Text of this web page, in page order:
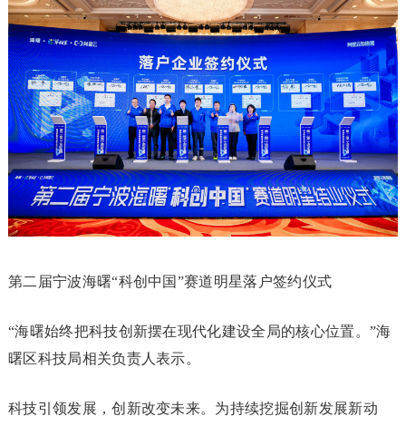
第二届宁波海曙“科创中国”赛道明星落户签约仪式
“海曙始终把科技创新摆在现代化建设全局的核心位置。”海
曙区科技局相关负责人表示。
科技引领发展，创新改变未来。为持续挖掘创新发展新动